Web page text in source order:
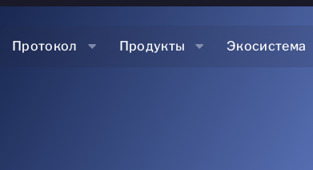
Протокол Продукты Экосистема